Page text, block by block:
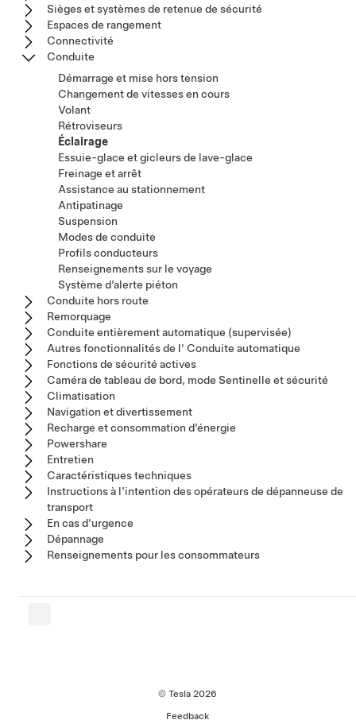
Sièges et systèmes de retenue de sécurité
Espaces de rangement
Connectivité
Conduite
Démarrage et mise hors tension
Changement de vitesses en cours
Volant
Rétroviseurs
Éclairage
Essuie-glace et gicleurs de lave-glace
Freinage et arrêt
Assistance au stationnement
Antipatinage
Suspension
Modes de conduite
Profils conducteurs
Renseignements sur le voyage
Système d’alerte piéton
Conduite hors route
Remorquage
Conduite entièrement automatique (supervisée)
Autres fonctionnalités de l' Conduite automatique
Fonctions de sécurité actives
Caméra de tableau de bord, mode Sentinelle et sécurité
Climatisation
Navigation et divertissement
Recharge et consommation d’énergie
Powershare
Entretien
Caractéristiques techniques
Instructions à l’intention des opérateurs de dépanneuse de
transport
En cas d'urgence
Dépannage
Renseignements pour les consommateurs
© Tesla 2026
Feedback